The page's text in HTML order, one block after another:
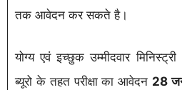
तक आवेदन कर सकते है।
योग्य एवं इच्छुक उम्मीदवार
ब्यूरो के तहत परीक्षा का आवेदन 28